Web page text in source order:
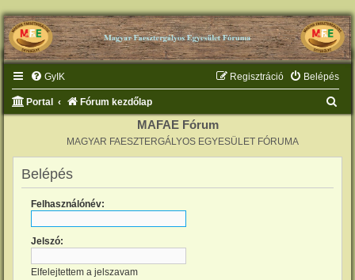
GyIK Belépés
Regisztráció
Portal Fórum kezdőlap
MAFAE Fórum
MAGYAR FAESZTERGÁLYOS EGYESÜLET FÓRUMA
Belépés
Felhasználónév:
Jelszó:
Elfelejtettem a jelszavam